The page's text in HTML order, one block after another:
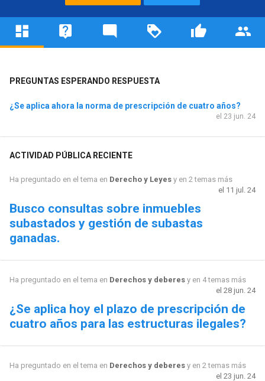
PREGUNTAS ESPERANDO RESPUESTA
¿Se aplica ahora la norma de prescripción de cuatro años?
el 23 jun. 24
ACTIVIDAD PÚBLICA RECIENTE
Ha preguntado en el tema en Derecho y Leyesy en 2 temas más
el 11 jul. 24
Busco consultas sobre inmuebles
subastados y gestión de subastas
ganadas.
Ha preguntado en el tema en Derechos y deberesy en 4 temas más
el 28 jun. 24
¿Se aplica hoy el plazo de prescripción de
cuatro años para las estructuras ilegales?
Ha preguntado en el tema en Derechos y deberesy en 2 temas más
el 23 jun. 24